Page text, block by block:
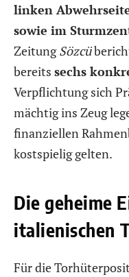
linken
sowie im
ZeitungSözcü
bereits sechs
Verpflichtung sich
mächtig ins Zeug
finanziellen
kostspielig gelten.
Die geheime
italienischen
Für die